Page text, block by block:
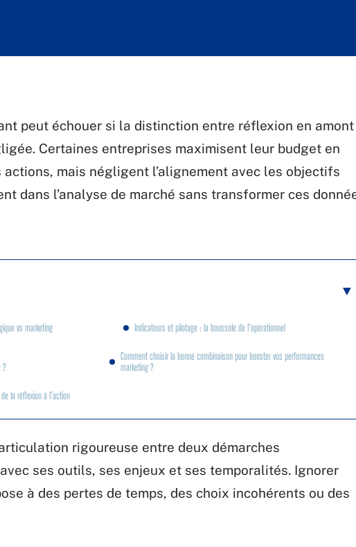
peut échouer si la distinction entre réflexion en amont
Certaines entreprises maximisent leur budget en
mais négligent l’alignement avec les objectifs
dans l’analyse de marché sans transformer ces
vs marketing
?
la réflexion à l’action
Indicateurs et pilotage : la boussole de l’opérationnel
Comment choisir la bonne combinaison pour booster vos performances
marketing ?
rigoureuse entre deux démarches
ses outils, ses enjeux et ses temporalités. Ignorer
à des pertes de temps, des choix incohérents ou des